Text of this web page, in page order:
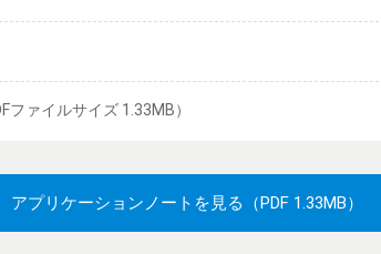
ファイルサイズ 1.33MB）
アプリケーションノートを見る （PDF 1.33MB）